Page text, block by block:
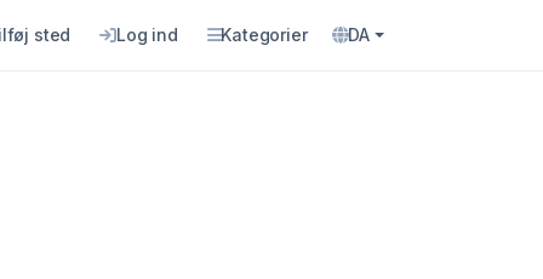
sted Log ind Kategorier DA